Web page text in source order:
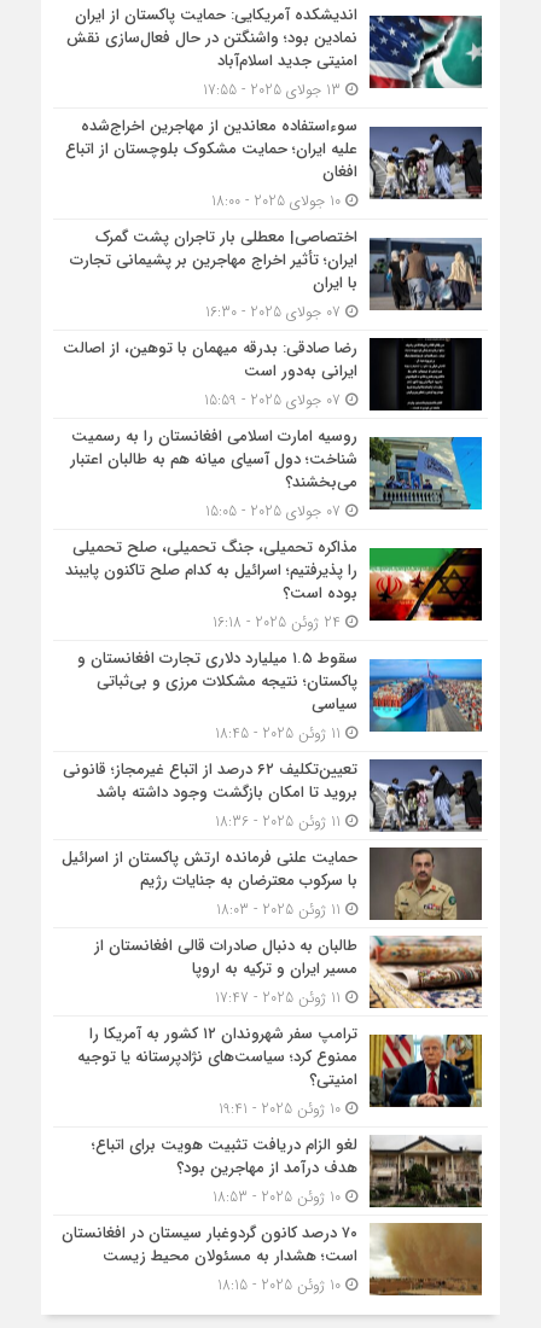
اندیشکده آمریکایی: حمایت پاکستان از ایران
نمادین بود؛ واشنگتن در حال فعال‌سازی نقش
امنیتی جدید اسلام‌آباد
سوءاستفاده معاندین از مهاجرین اخراج‌شده
علیه ایران؛ حمایت مشکوک بلوچستان از اتباع
افغان
10 جولای 2025 - 18:00
اختصاصی| معطلی بار تاجران پشت گمرک
ایران؛ تأثیر اخراج مهاجرین بر پشیمانی تجارت
با ایران
رضا صادقی: بدرقه میهمان با توهین، از اصالت
ایرانی به‌دور است
روسیه امارت اسلامی افغانستان را به رسمیت
شناخت؛ دول آسیای میانه هم به طالبان اعتبار
می‎‌بخشند؟
مذاکره تحمیلی، جنگ تحمیلی، صلح تحمیلی
را پذیرفتیم؛ اسرائیل به کدام صلح تاکنون پایبند
بوده است؟
سقوط ۱.۵ میلیارد دلاری تجارت افغانستان و
پاکستان؛ نتیجه مشکلات مرزی و بی‌ثباتی
سیاسی
تعیین‌تکلیف ۶۲ درصد از اتباع غیرمجاز؛ قانونی
بروید تا امکان بازگشت وجود داشته باشد
حمایت علنی فرمانده ارتش پاکستان از اسرائیل
با سرکوب معترضان به جنایات رژیم
طالبان به دنبال صادرات قالی افغانستان از
مسیر ایران و ترکیه به اروپا
ترامپ سفر شهروندان ۱۲ کشور به آمریکا را
ممنوع کرد؛ سیاست‌های نژادپرستانه یا توجیه
امنیتی؟
10 ژوئن 2025 - 19:41
لغو الزام دریافت تثبیت هویت برای اتباع؛
هدف درآمد از مهاجرین بود؟
10 ژوئن 2025 - 18:53
۷۰ درصد کانون گردوغبار سیستان در افغانستان
است؛ هشدار به مسئولان محیط زیست
10 ژوئن 2025 - 18:15